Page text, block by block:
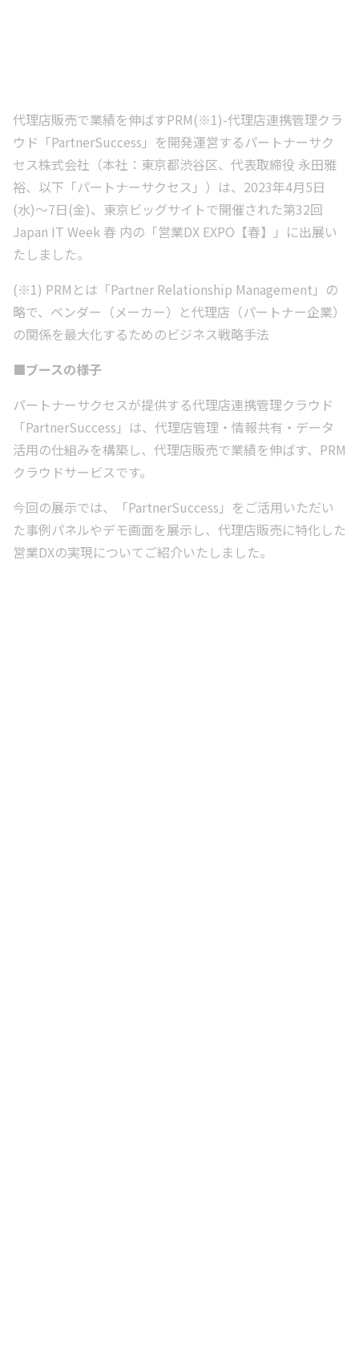
代理店販売で業績を伸ばすPRM(※1)-代理店連携管理クラ
ウド「PartnerSuccess」を開発運営するパートナーサク
セス株式会社（本社：東京都渋谷区、代表取締役 永田雅
裕、以下「パートナーサクセス」）は、2023年4月5日
(水)～7日(金)、東京ビッグサイトで開催された第32回
Japan IT Week 春 内の「営業DX EXPO【春】」に出展い
たしました。
(※1) PRMとは「Partner Relationship Management」の
略で、ベンダー（メーカー）と代理店（パートナー企業）
の関係を最大化するためのビジネス戦略手法
■ブースの様子
パートナーサクセスが提供する代理店連携管理クラウド
「PartnerSuccess」は、代理店管理・情報共有・データ
活用の仕組みを構築し、代理店販売で業績を伸ばす、PRM
クラウドサービスです。
今回の展示では、「PartnerSuccess」をご活用いただい
た事例パネルやデモ画面を展示し、代理店販売に特化した
営業DXの実現についてご紹介いたしました。